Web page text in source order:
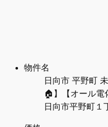
物件名
日向市 平野町
🏠】【オール電
日向市平野町１